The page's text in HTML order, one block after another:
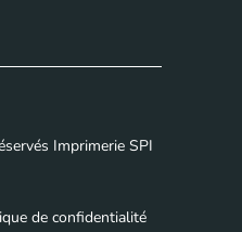
Imprimerie SPI
de confidentialité